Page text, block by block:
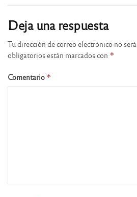
Deja una respuesta
Tu dirección de correo electrónico no
obligatorios están marcados con *
Comentario *